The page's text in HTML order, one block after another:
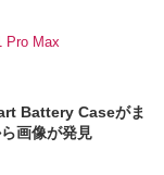
Pro Max
Battery Caseがま
画像が発見